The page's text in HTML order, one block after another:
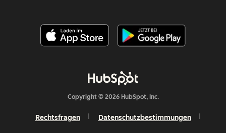
Copyright © 2026 HubSpot, Inc.
Rechtsfragen Datenschutzbestimmungen